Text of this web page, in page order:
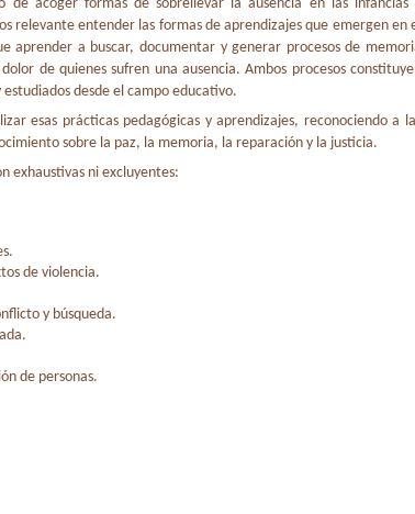
de acoger formas de sobrellevar la ausencia en las infancias
relevante entender las formas de aprendizajes que emergen en
aprender a buscar, documentar y generar procesos de
de quienes sufren una ausencia. Ambos procesos
desde el campo educativo.
esas prácticas pedagógicas y aprendizajes, reconociendo a
sobre la paz, la memoria, la reparación y la justicia.
exhaustivas ni excluyentes:
de violencia.
y búsqueda.
de personas.